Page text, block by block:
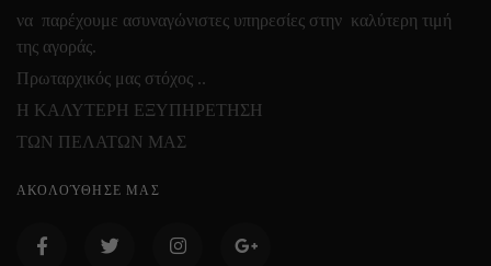
να παρέχουμε ασυναγώνιστες υπηρεσίες στην καλύτερη τιμή
της αγοράς.
Πρωταρχικός μας στόχος ..
Η ΚΑΛΥΤΕΡΗ ΕΞΥΠΗΡΕΤΗΣΗ
ΤΩΝ ΠΕΛΑΤΩΝ ΜΑΣ
ΑΚΟΛΟΎΘΗΣΕ ΜΑΣ